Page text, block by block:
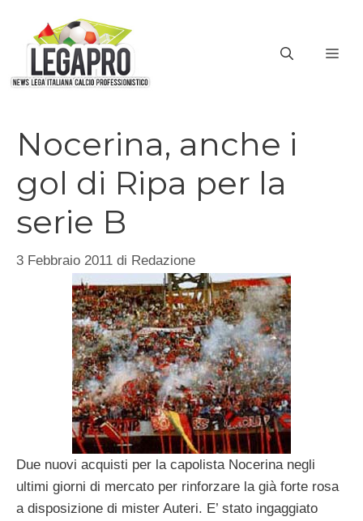
contenuto
Nocerina, anche i
gol di Ripa per la
serie B
3 Febbraio 2011 di Redazione
Due nuovi acquisti per la capolista Nocerina negli
ultimi giorni di mercato per rinforzare la già forte rosa
a disposizione di mister Auteri. E’ stato ingaggiato